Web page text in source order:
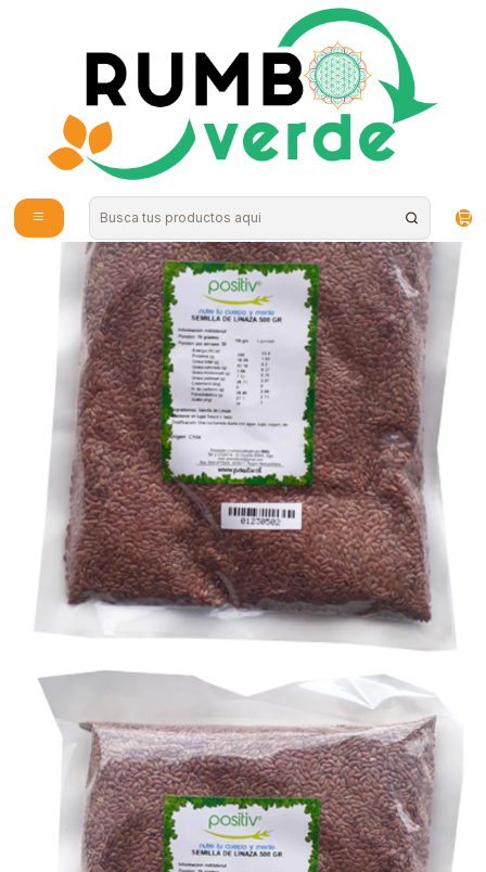
Envío gratis por compras sobre los 59.990 en la provincia de Santiago
Digestive Health